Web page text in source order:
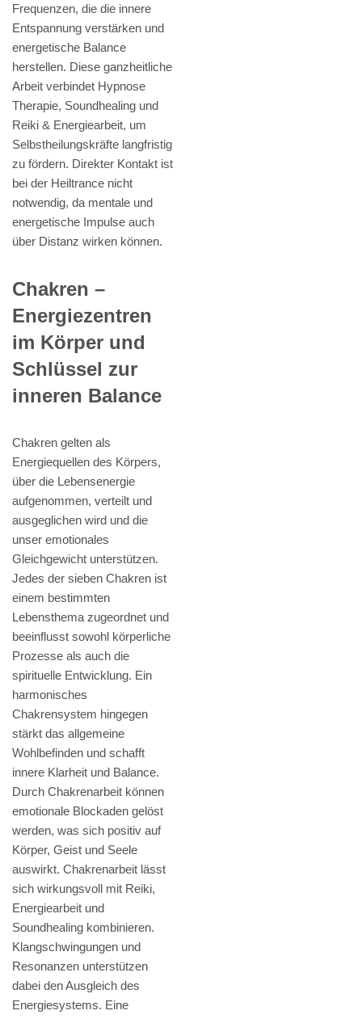
Frequenzen, die die innere
Entspannung verstärken und
energetische Balance
herstellen. Diese ganzheitliche
Arbeit verbindet Hypnose
Therapie, Soundhealing und
Reiki & Energiearbeit, um
Selbstheilungskräfte langfristig
zu fördern. Direkter Kontakt ist
bei der Heiltrance nicht
notwendig, da mentale und
energetische Impulse auch
über Distanz wirken können.
Chakren –
Energiezentren
im Körper und
Schlüssel zur
inneren Balance
Chakren gelten als
Energiequellen des Körpers,
über die Lebensenergie
aufgenommen, verteilt und
ausgeglichen wird und die
unser emotionales
Gleichgewicht unterstützen.
Jedes der sieben Chakren ist
einem bestimmten
Lebensthema zugeordnet und
beeinflusst sowohl körperliche
Prozesse als auch die
spirituelle Entwicklung. Ein
harmonisches
Chakrensystem hingegen
stärkt das allgemeine
Wohlbefinden und schafft
innere Klarheit und Balance.
Durch Chakrenarbeit können
emotionale Blockaden gelöst
werden, was sich positiv auf
Körper, Geist und Seele
auswirkt. Chakrenarbeit lässt
sich wirkungsvoll mit Reiki,
Energiearbeit und
Soundhealing kombinieren.
Klangschwingungen und
Resonanzen unterstützen
dabei den Ausgleich des
Energiesystems. Eine